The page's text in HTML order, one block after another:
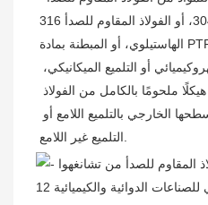
304، أو الفولاذ المقاوم للصدأ 316L، أو التيتانيوم، أو
الهاستيلوي، أو المبطنة بمادة PTFE، أو غيرها من المواد. يُعالج
التلميع غير اللامع.